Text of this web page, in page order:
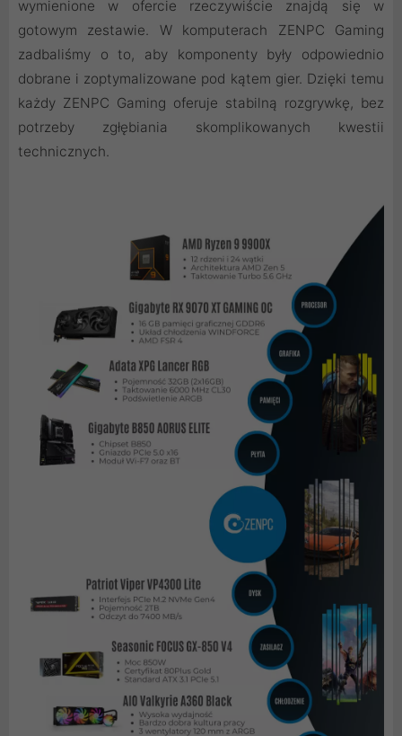
wymienione w ofercie rzeczywiście znajdą się w
gotowym zestawie. W komputerach ZENPC Gaming
zadbaliśmy o to, aby komponenty były odpowiednio
dobrane i zoptymalizowane pod kątem gier. Dzięki temu
każdy ZENPC Gaming oferuje stabilną rozgrywkę, bez
potrzeby zgłębiania skomplikowanych kwestii
technicznych.